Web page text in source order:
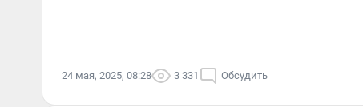
24 мая, 2025, 08:28 3 331 Обсудить